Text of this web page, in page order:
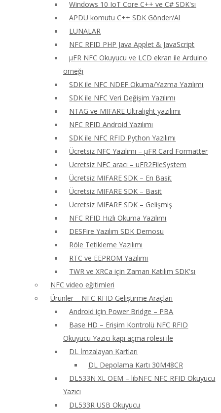
Windows 10 IoT Core C++ ve C# SDK'sı
APDU komutu C++ SDK Gönder/Al
LUNALAR
NFC RFID PHP Java Applet & JavaScript
μFR NFC Okuyucu ve LCD ekran ile Arduino
örneği
SDK ile NFC NDEF Okuma/Yazma Yazılımı
SDK ile NFC Veri Değişim Yazılımı
NTAG ve MIFARE Ultralight yazılımı
NFC RFID Android Yazılımı
SDK ile NFC RFID Python Yazılımı
Ücretsiz NFC Yazılımı – μFR Card Formatter
Ücretsiz NFC aracı – uFR2FileSystem
Ücretsiz MIFARE SDK – En Basit
Ücretsiz MIFARE SDK – Basit
Ücretsiz MIFARE SDK – Gelişmiş
NFC RFID Hızlı Okuma Yazılımı
DESFire Yazılım SDK Demosu
Röle Tetikleme Yazılımı
RTC ve EEPROM Yazılımı
TWR ve XRCa için Zaman Katılım SDK'sı
NFC video eğitimleri
Ürünler – NFC RFID Geliştirme Araçları
Android için Power Bridge – PBA
Base HD – Erişim Kontrolü NFC RFID
Okuyucu Yazıcı kapı açma rölesi ile
DL İmzalayan Kartları
DL Depolama Kartı 30M48CR
DL533N XL OEM – libNFC NFC RFID Okuyucu
Yazıcı
DL533R USB Okuyucu